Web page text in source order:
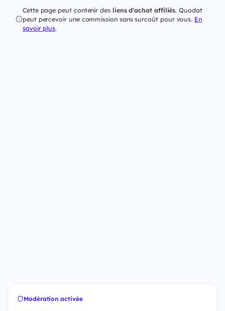
Cette page peut contenir des liens d'achat affiliés. Quodat
peut percevoir une commission sans surcoût pour vous. En
savoir plus.
Modération activée